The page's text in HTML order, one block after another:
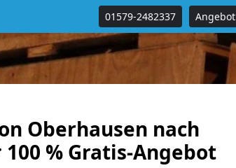
01579-2482337 Angebot
Oberhausen nach
% Gratis-Angebot